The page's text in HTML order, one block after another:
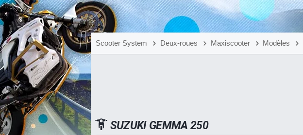
Scooter System Deux-roues Maxiscooter Modèles
SUZUKI GEMMA 250